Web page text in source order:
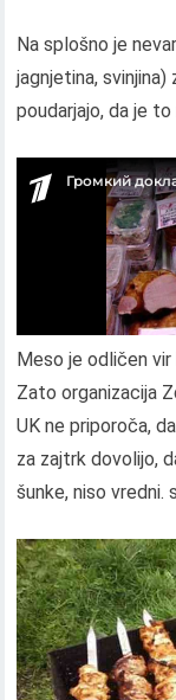
Na splošno je
jagnjetina,
poudarjajo, da je
Meso je odličen vir
Zato organizacija
UK ne priporoča,
za zajtrk dovolijo,
šunke, niso vredni.